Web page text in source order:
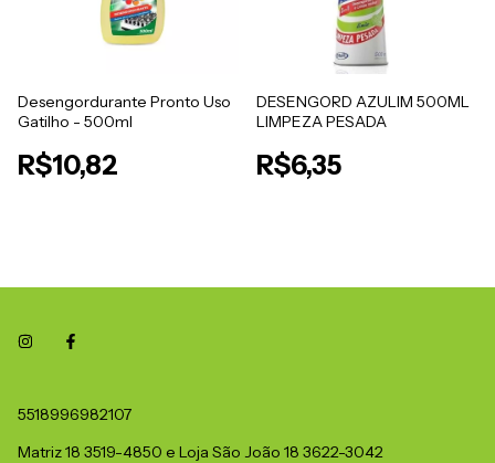
Desengordurante Pronto Uso
Gatilho - 500ml
R$10,82
DESENGORD AZULIM 500ML
LIMPEZA PESADA
R$6,35
5518996982107
Matriz 18 3519-4850 e Loja São João 18 3622-3042